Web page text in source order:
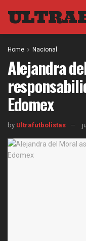
Home Nacional
Alejandra
Edomex
by Ultrafutbolistas